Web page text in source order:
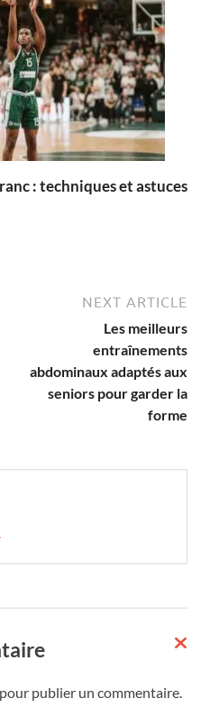
: techniques et astuces
NEXT ARTICLE
Les meilleurs
entraînements
abdominaux adaptés aux
seniors pour garder la
forme
pour publier un commentaire.